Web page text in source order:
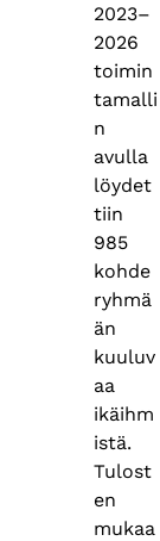
2023–
2026
toimin
tamalli
n
avulla
löydet
tiin
985
kohde
ryhmä
än
kuuluv
aa
ikäihm
istä.
Tulost
en
mukaa